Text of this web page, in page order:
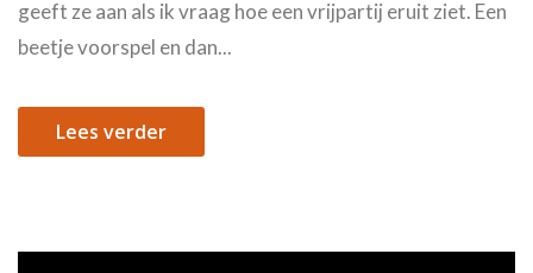
geeft ze aan als ik vraag hoe een vrijpartij eruit ziet. Een
beetje voorspel en dan...
Lees verder